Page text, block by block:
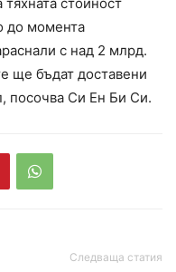
до момента
с над 2 млрд.
ще бъдат доставени
посочва Си Ен Би Си.
Следваща статия